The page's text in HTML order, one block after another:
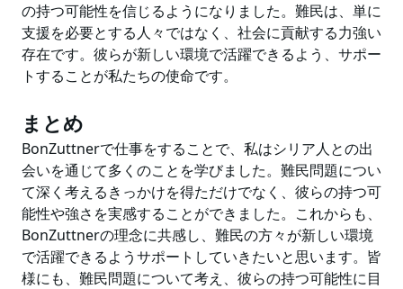
の持つ可能性を信じるようになりました。難民は、単に
支援を必要とする人々ではなく、社会に貢献する力強い
存在です。彼らが新しい環境で活躍できるよう、サポー
トすることが私たちの使命です。
まとめ
BonZuttnerで仕事をすることで、私はシリア人との出
会いを通じて多くのことを学びました。難民問題につい
て深く考えるきっかけを得ただけでなく、彼らの持つ可
能性や強さを実感することができました。これからも、
BonZuttnerの理念に共感し、難民の方々が新しい環境
で活躍できるようサポートしていきたいと思います。皆
様にも、難民問題について考え、彼らの持つ可能性に目